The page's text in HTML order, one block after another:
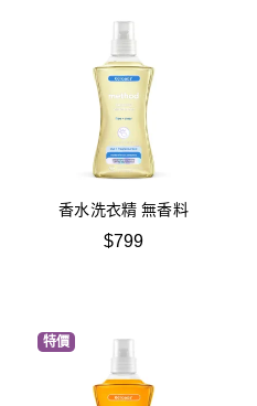
香水洗衣精 無香料
$799
特價